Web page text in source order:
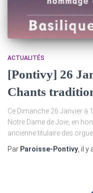
ACTUALITÉS
[Pontivy] 26
Chants
Ce Dimanche 26 Janvier à
Notre Dame de Joie, en
ancienne titulaire des
Par Paroisse-Pontivy , il y